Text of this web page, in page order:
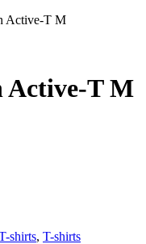
Active-T M
Active-T M
shirts, T-shirts